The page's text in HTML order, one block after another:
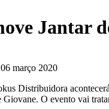
Jantar
06 março 2020
Distribuidora
Giovane. O evento vai